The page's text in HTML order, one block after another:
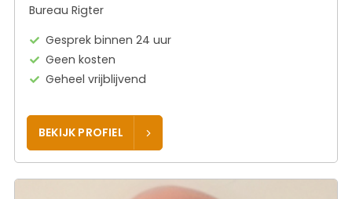
Bureau Rigter
Gesprek binnen 24 uur
Geen kosten
Geheel vrijblijvend
BEKIJK PROFIEL